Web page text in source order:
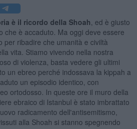
è il ricordo della Shoah , ed è giusto
che è accaduto. Ma oggi deve essere
per ribadire che umanità e civiltà
vita. Stiamo vivendo nella nostra
di violenza, basta vedere gli ultimi
un ebreo perché indossava la kippah a
un episodio identico, con
ortodosso. In queste ore il muro della
ebraico di Istanbul è stato imbrattato
radicamento dell'antisemitismo,
alla Shoah si stanno spegnendo